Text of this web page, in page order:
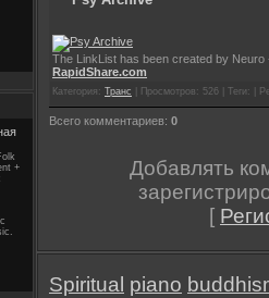
+
The LinkList has been created by Neuro
RapidShare.com
Категория: Транс | Просмотров: 526 | Теги: |
Всего комментариев: 0
Добавлять
[
Spiritual piano